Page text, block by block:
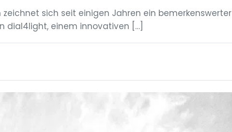
sich seit einigen Jahren ein bemerkenswerter
dial4light, einem innovativen […]